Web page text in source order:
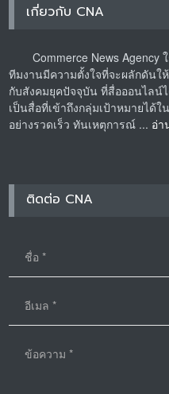
เกี่ยวกับ CNA
Commerce News Agency
ทีมงานมีความตั้งใจที่จะผลักดันใ
กับสังคมยุคปัจจุบัน ที่สื่อออนไลน์
เป็นสื่อที่เข้าถึงกลุ่มเป้าหมายได้ใ
อย่างรวดเร็ว ทันเหตุการณ์ ... อ่า
ติดต่อ CNA